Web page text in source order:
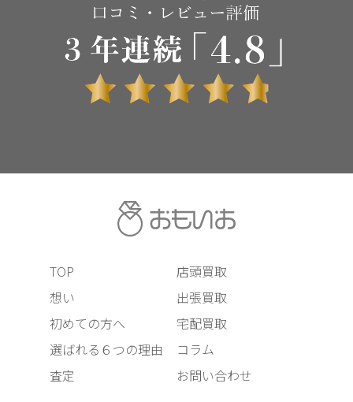
TOP
想い
初めての方へ
選ばれる６つの理由
査定
店頭買取
出張買取
宅配買取
コラム
お問い合わせ